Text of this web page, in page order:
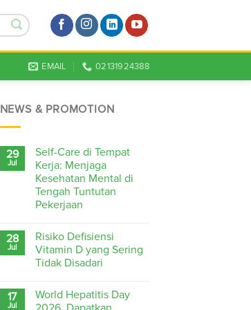
EMAIL 02131924388
NEWS & PROMOTION
29
Jul
Self-Care di Tempat
Kerja: Menjaga
Kesehatan Mental di
Tengah Tuntutan
Pekerjaan
28
Jul
Risiko Defisiensi
Vitamin D yang Sering
Tidak Disadari
17
Jul
World Hepatitis Day